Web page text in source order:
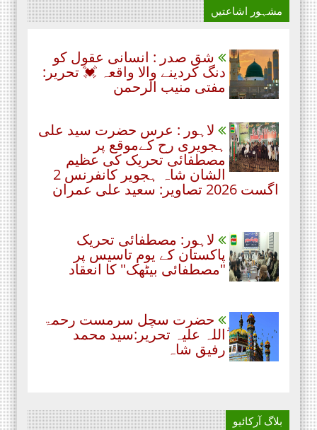
مشہور اشاعتیں
شق صدر : انسانی عقول کو
دنگ کردینے والا واقعہ 💓 تحریر:
مفتی منیب الرحمن
لاہور : عرس حضرت سید علی
ہجویری رح کےموقع پر
مصطفائی تحریک کی عظیم
الشان شاہ ہجویر کانفرنس 2
اگست 2026 تصاویر: سعید علی عمران
لاہور: مصطفائی تحریک
پاکستان کے یومِ تاسیس پر
"مصطفائی بیٹھک" کا انعقاد
حضرت سچل سرمست رحمۃ
ُاللہ علیہ تحریر:سید محمد
رفیق شاہ
بلاگ آرکائیو